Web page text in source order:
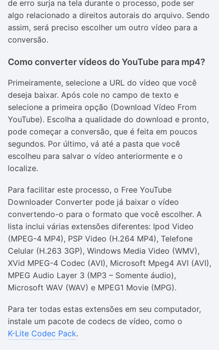
de erro surja na tela durante o processo, pode ser
algo relacionado a direitos autorais do arquivo. Sendo
assim, será preciso escolher um outro vídeo para a
conversão.
Como converter vídeos do YouTube para mp4?
Primeiramente, selecione a URL do vídeo que você
deseja baixar. Após cole no campo de texto e
selecione a primeira opção (Download Vídeo From
YouTube). Escolha a qualidade do download e pronto,
pode começar a conversão, que é feita em poucos
segundos. Por último, vá até a pasta que você
escolheu para salvar o vídeo anteriormente e o
localize.
Para facilitar este processo, o Free YouTube
Downloader Converter pode já baixar o vídeo
convertendo-o para o formato que você escolher. A
lista inclui várias extensões diferentes: Ipod Video
(MPEG-4 MP4), PSP Video (H.264 MP4), Telefone
Celular (H.263 3GP), Windows Media Video (WMV),
XVid MPEG-4 Codec (AVI), Microsoft Mpeg4 AVI (AVI),
MPEG Audio Layer 3 (MP3 – Somente áudio),
Microsoft WAV (WAV) e MPEG1 Movie (MPG).
Para ter todas estas extensões em seu computador,
instale um pacote de codecs de vídeo, como o
K-Lite Codec Pack.